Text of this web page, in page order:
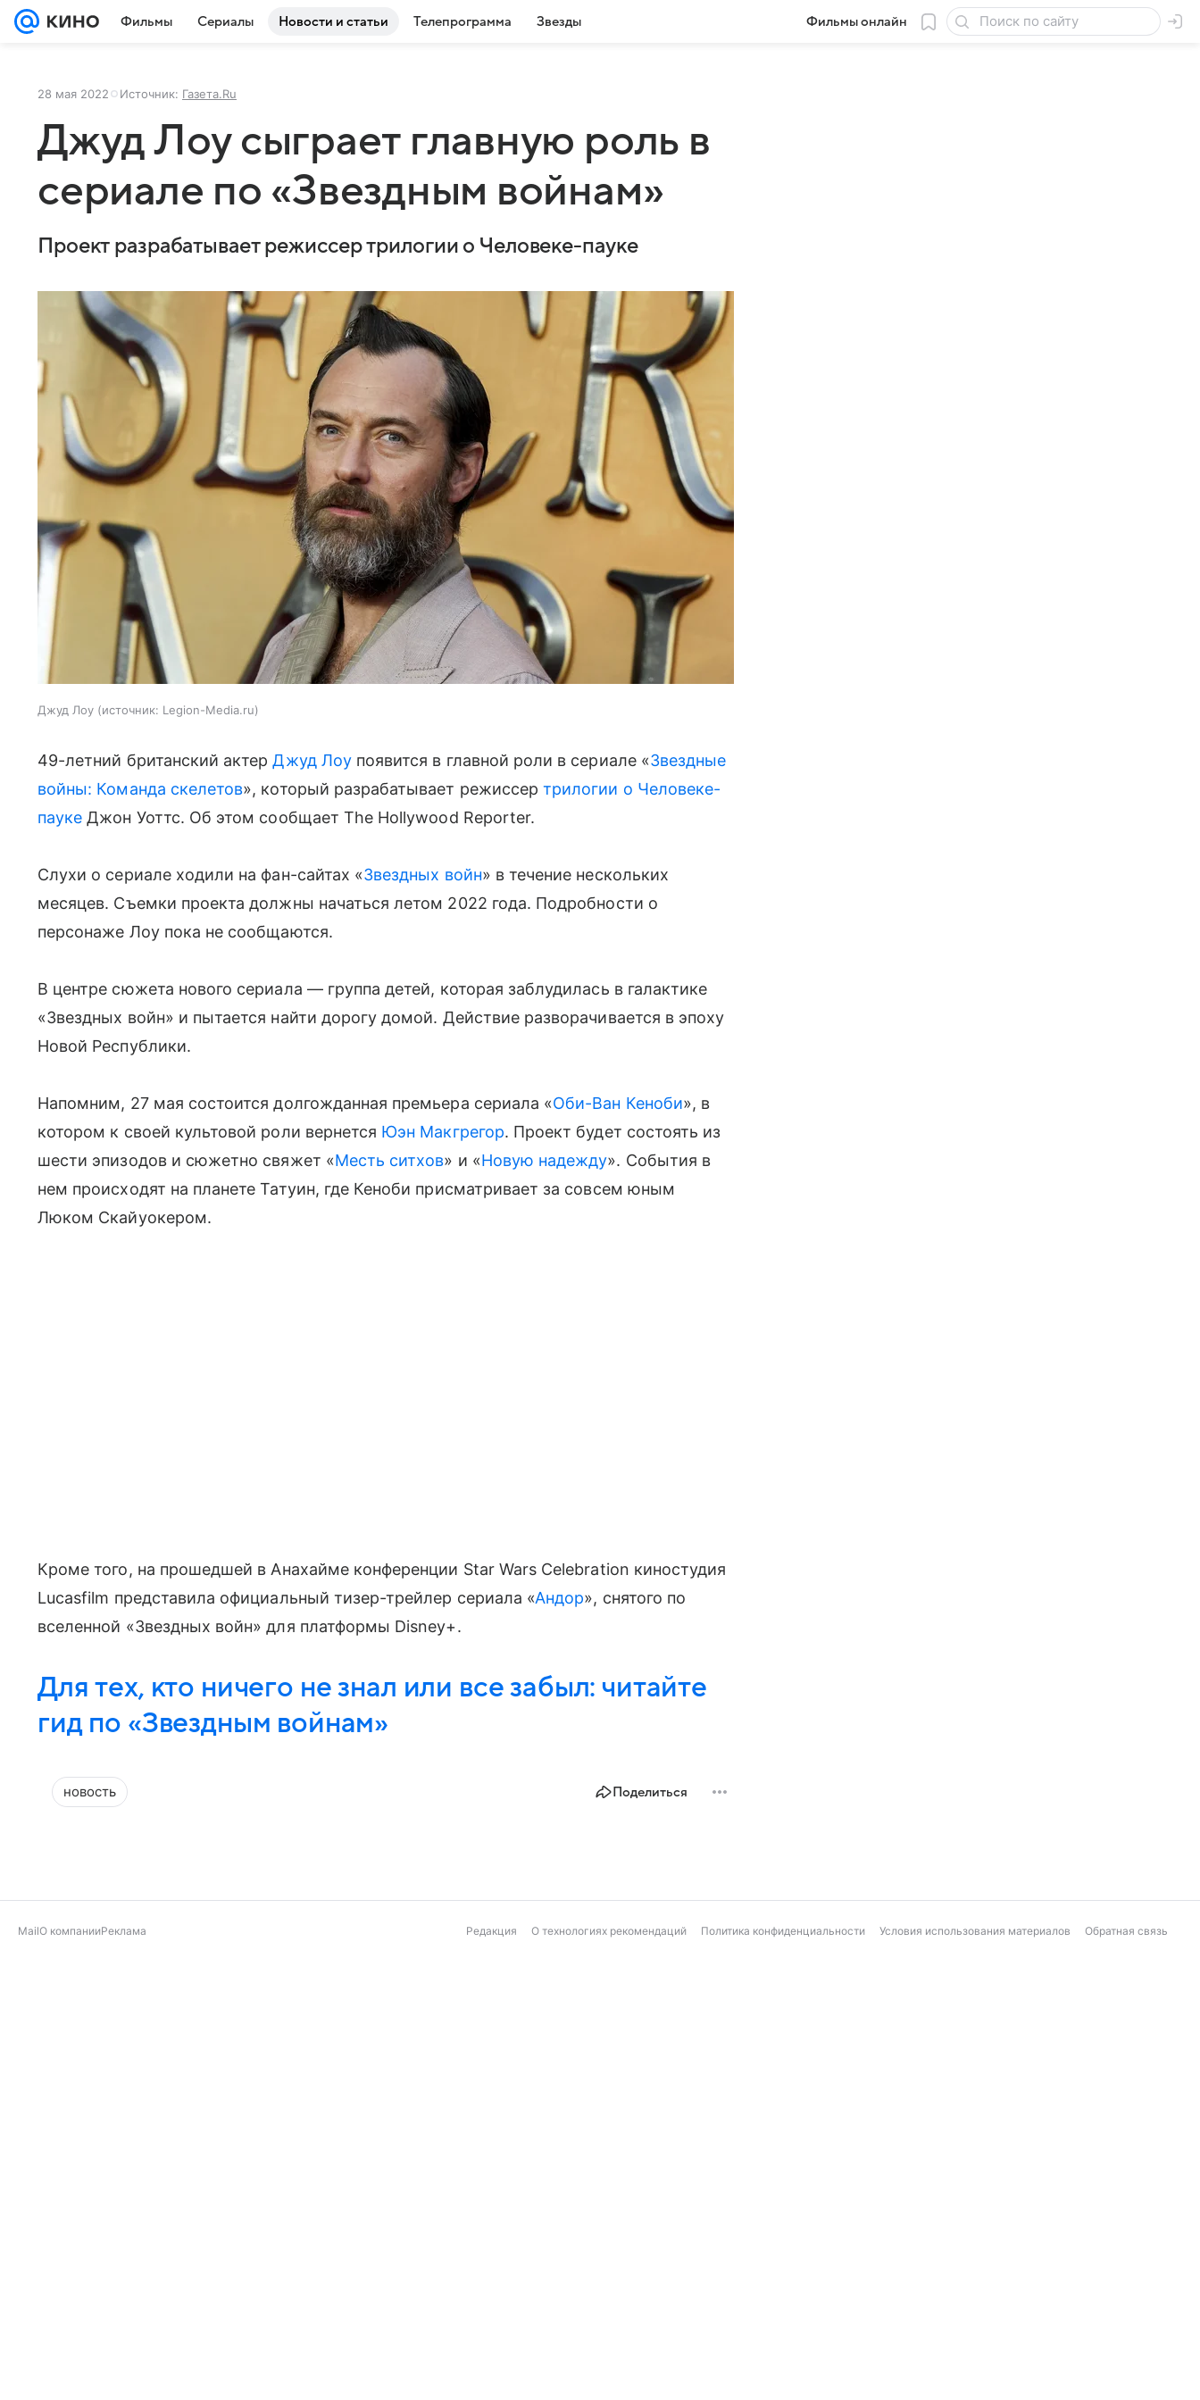
Фильмы Сериалы Новости и статьи Телепрограмма Звезды Фильмы онлайн
28 мая 2022 Источник: Газета.Ru
Джуд Лоу сыграет главную роль в
сериале по «Звездным войнам»
Проект разрабатывает режиссер трилогии о Человеке-пауке
Джуд Лоу источник: Legion-Media.ru
49-летний британский актерДжуд Лоупоявится в главной роли в сериале «Звездные
войны: Команда скелетов», который разрабатывает режиссертрилогии о Человеке-
пауке Джон Уоттс. Об этом сообщает The Hollywood Reporter.
Слухи о сериале ходили на фан-сайтах «Звездных войн» в течение нескольких
месяцев. Съемки проекта должны начаться летом 2022 года. Подробности о
персонаже Лоу пока не сообщаются.
В центре сюжета нового сериала — группа детей, которая заблудилась в галактике
«Звездных войн» и пытается найти дорогу домой. Действие разворачивается в эпоху
Новой Республики.
Напомним, 27 мая состоится долгожданная премьера сериала «Оби-Ван Кеноби», в
котором к своей культовой роли вернется Юэн Макгрегор. Проект будет состоять из
шести эпизодов и сюжетно свяжет «Месть ситхов» и «Новую надежду». События в
нем происходят на планете Татуин, где Кеноби присматривает за совсем юным
Люком Скайуокером.
Кроме того, на прошедшей в Анахайме конференции Star Wars Celebration киностудия
Lucasfilm представила официальный тизер-трейлер сериала «Андор», снятого по
вселенной «Звездных войн» для платформы Disney+.
Для тех, кто ничего не знал или все забыл: читайте
гид по «Звездным войнам»
новость Поделиться
MailО компанииРеклама Редакция О технологиях рекомендаций Политика конфиденциальности Условия использования материалов Обратная связь